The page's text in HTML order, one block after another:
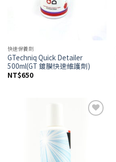
快速保養劑
GTechniq Quick Detailer
500ml(GT 鍍膜快速維護劑)
NT$650